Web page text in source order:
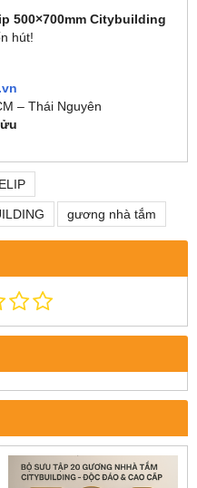
500×700mm Citybuilding
hút!
– Thái Nguyên
gương nhà tắm